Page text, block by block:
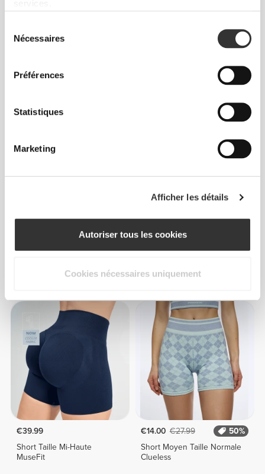
Nécessaires
Préférences
Statistiques
Marketing
Afficher les détails
Autoriser tous les cookies
Cookies nécessaires uniquement
Produits Favoris Voir tout
€39.99
Short Taille Mi-Haute
MuseFit Front V
€39.99
Short Taille Mi-Haute
MuseFit
€39.99
Short Taille Mi-Haute
MuseFit
€14.00 €27.99
50%
Short Moyen Taille Normale
Clueless